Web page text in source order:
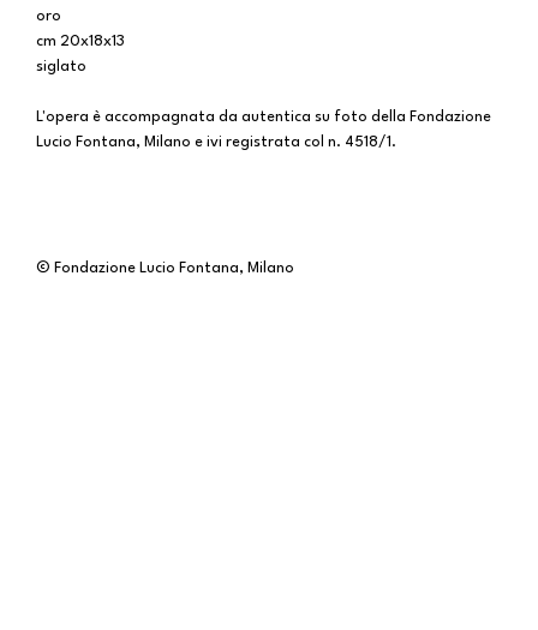
oro
cm 20x18x13
siglato
L'opera è accompagnata da autentica su foto della Fondazione
Lucio Fontana, Milano e ivi registrata col n. 4518/1.
© Fondazione Lucio Fontana, Milano